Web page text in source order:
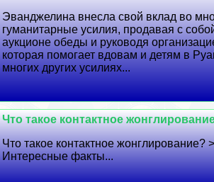
Эванджелина внесла свой вклад во
гуманитарные усилия, продавая с
аукционе обеды и руководя
которая помогает вдовам и детям в
многих других усилиях...
Что такое контактное
Что такое контактное жонглирование? >
Интересные факты...